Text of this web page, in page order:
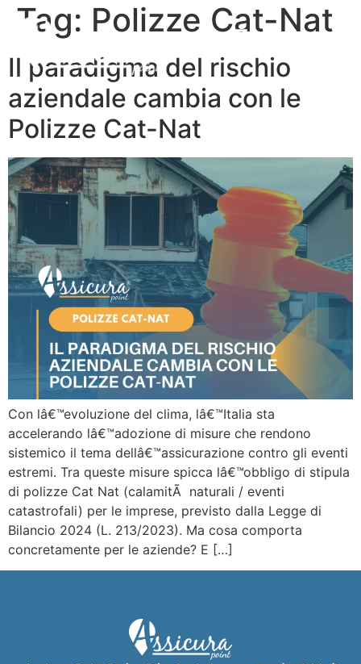
Tag: Polizze Cat-Nat
Il paradigma del rischio
aziendale cambia con le
Polizze Cat-Nat
Con lâ€™evoluzione del clima, lâ€™Italia sta
accelerando lâ€™adozione di misure che rendono
sistemico il tema dellâ€™assicurazione contro gli eventi
estremi. Tra queste misure spicca lâ€™obbligo di stipula
di polizze Cat Nat (calamitÃ naturali / eventi
catastrofali) per le imprese, previsto dalla Legge di
Bilancio 2024 (L. 213/2023). Ma cosa comporta
concretamente per le aziende? E […]